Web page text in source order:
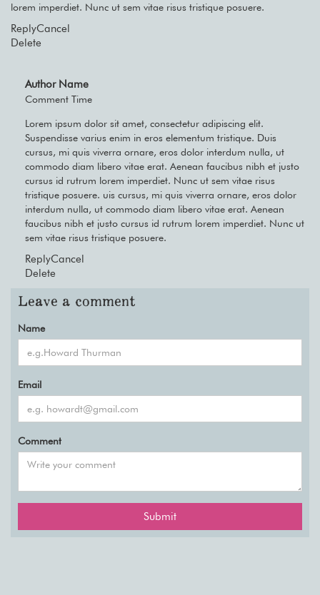
lorem imperdiet. Nunc ut sem vitae risus tristique posuere.
ReplyCancel
Delete
Author Name
Comment Time
Lorem ipsum dolor sit amet, consectetur adipiscing elit.
Suspendisse varius enim in eros elementum tristique. Duis
cursus, mi quis viverra ornare, eros dolor interdum nulla, ut
commodo diam libero vitae erat. Aenean faucibus nibh et justo
cursus id rutrum lorem imperdiet. Nunc ut sem vitae risus
tristique posuere. uis cursus, mi quis viverra ornare, eros dolor
interdum nulla, ut commodo diam libero vitae erat. Aenean
faucibus nibh et justo cursus id rutrum lorem imperdiet. Nunc ut
sem vitae risus tristique posuere.
ReplyCancel
Delete
Leave a comment
Name
Email
Comment
Submit